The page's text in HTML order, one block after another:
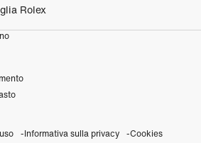
Rolex
Informativa sulla privacy Cookies